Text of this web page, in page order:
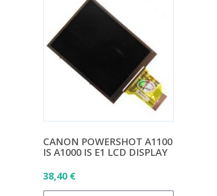
CANON POWERSHOT A1100
IS A1000 IS E1 LCD DISPLAY
38,40 €